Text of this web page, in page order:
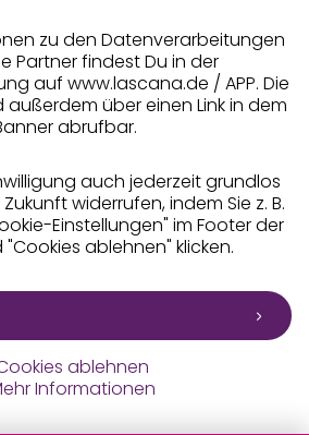
zu den Datenverarbeitungen
Partner findest Du in der
auf www.lascana.de / APP. Die
über einen Link in dem
abrufbar.
auch jederzeit grundlos
widerrufen, indem Sie z. B.
Einstellungen" im Footer der
ablehnen" klicken.
ablehnen
Informationen